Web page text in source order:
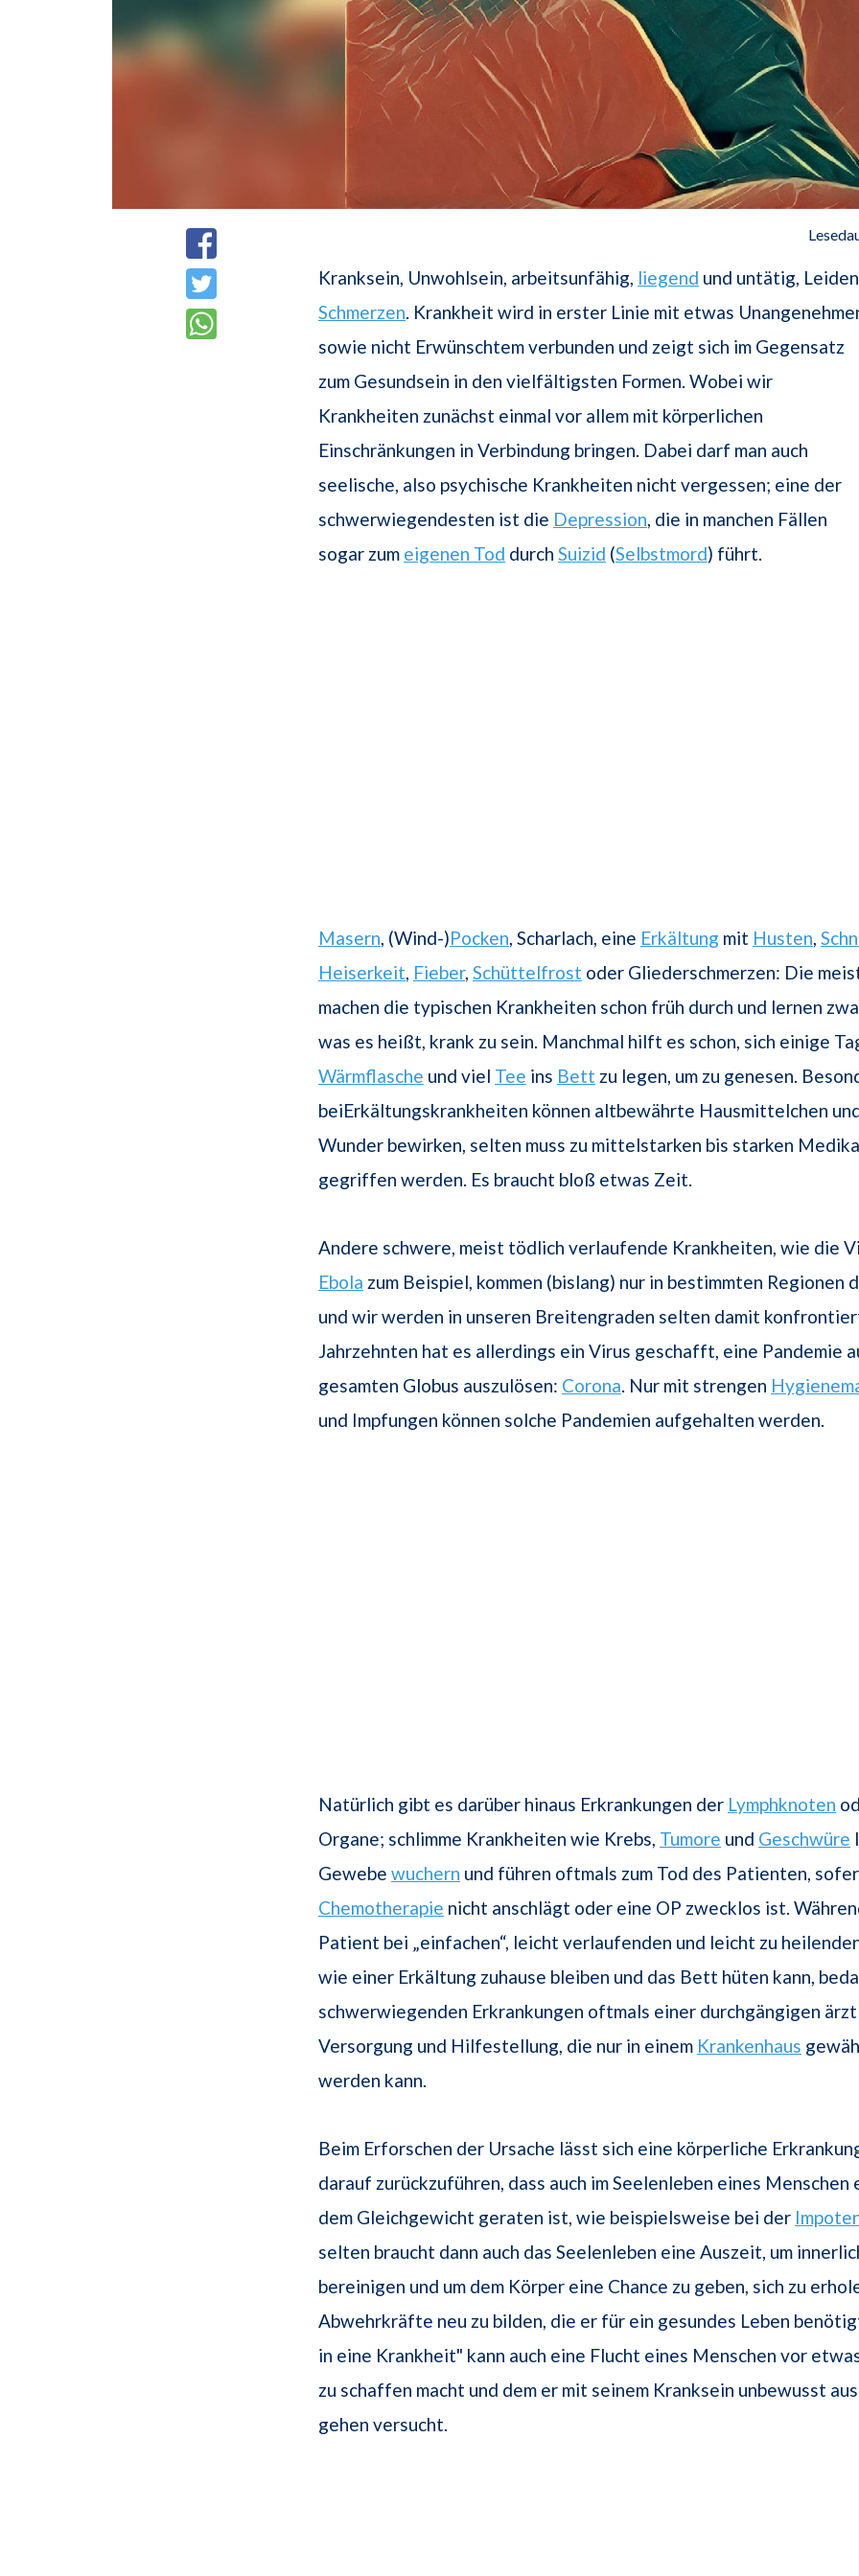
Kranksein, Unwohlsein, arbeitsunfähig, liegend und untätig,
Schmerzen. Krankheit wird in erster Linie mit etwas
sowie nicht Erwünschtem verbunden und zeigt sich im Gegensatz
zum Gesundsein in den vielfältigsten Formen. Wobei wir
Krankheiten zunächst einmal vor allem mit körperlichen
Einschränkungen in Verbindung bringen. Dabei darf man auch
seelische, also psychische Krankheiten nicht vergessen; eine der
schwerwiegendesten ist die Depression, die in manchen Fällen
sogar zum eigenen Tod durch Suizid (Selbstmord) führt.
Masern, (Wind-)Pocken, Scharlach, eine Erkältung mit Husten,
Heiserkeit, Fieber, Schüttelfrost oder Gliederschmerzen: Die
machen die typischen Krankheiten schon früh durch und lernen
was es heißt, krank zu sein. Manchmal hilft es schon, sich einige
Wärmflasche und viel Tee ins Bett zu legen, um zu genesen.
beiErkältungskrankheiten können altbewährte Hausmittelchen
Wunder bewirken, selten muss zu mittelstarken bis starken
gegriffen werden. Es braucht bloß etwas Zeit.
Andere schwere, meist tödlich verlaufende Krankheiten, wie die
Ebola zum Beispiel, kommen (bislang) nur in bestimmten Regionen
und wir werden in unseren Breitengraden selten damit
Jahrzehnten hat es allerdings ein Virus geschafft, eine Pandemie
gesamten Globus auszulösen: Corona. Nur mit strengen
und Impfungen können solche Pandemien aufgehalten werden.
Natürlich gibt es darüber hinaus Erkrankungen der Lymphknoten
Organe; schlimme Krankheiten wie Krebs, Tumore und Geschwüre
Gewebe wuchern und führen oftmals zum Tod des Patienten,
Chemotherapie nicht anschlägt oder eine OP zwecklos ist.
Patient bei „einfachen“, leicht verlaufenden und leicht zu
wie einer Erkältung zuhause bleiben und das Bett hüten kann,
schwerwiegenden Erkrankungen oftmals einer durchgängigen
Versorgung und Hilfestellung, die nur in einem Krankenhaus
werden kann.
Beim Erforschen der Ursache lässt sich eine körperliche
darauf zurückzuführen, dass auch im Seelenleben eines Menschen
dem Gleichgewicht geraten ist, wie beispielsweise bei der
selten braucht dann auch das Seelenleben eine Auszeit, um
bereinigen und um dem Körper eine Chance zu geben, sich zu
Abwehrkräfte neu zu bilden, die er für ein gesundes Leben
in eine Krankheit" kann auch eine Flucht eines Menschen vor
zu schaffen macht und dem er mit seinem Kranksein unbewusst
gehen versucht.